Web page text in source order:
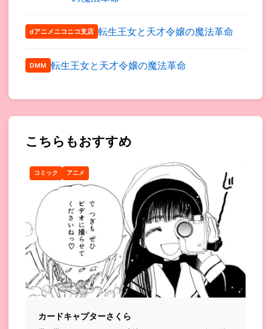
dアニメニコニコ支店 転生王女と天才令嬢の魔法革命
DMM 転生王女と天才令嬢の魔法革命
こちらもおすすめ
コミック アニメ
カードキャプターさくら